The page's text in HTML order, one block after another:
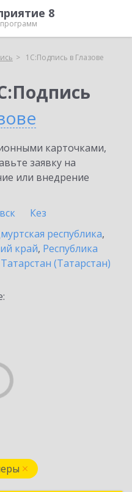
8
1С:Подпись в Глазове
карточками,
заявку на
или внедрение
Кез
республика,
край, Республика
(Татарстан)